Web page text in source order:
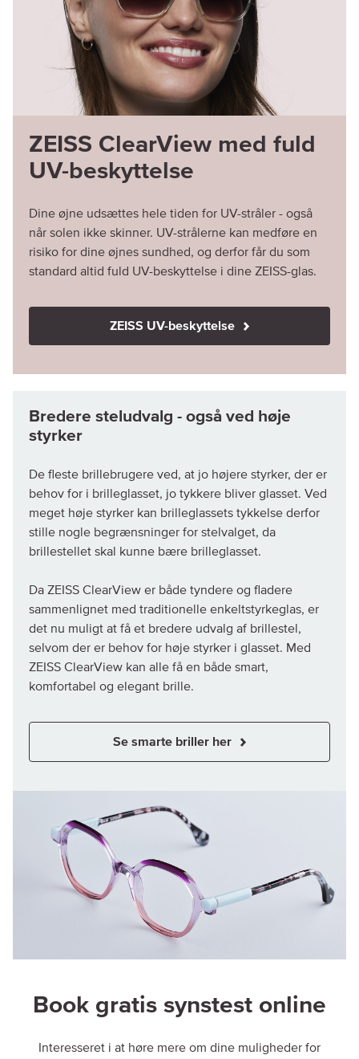
ZEISS ClearView med fuld
UV-beskyttelse
Dine øjne udsættes hele tiden for UV-stråler - også
når solen ikke skinner. UV-strålerne kan medføre en
risiko for dine øjnes sundhed, og derfor får du som
standard altid fuld UV-beskyttelse i dine ZEISS-glas.
ZEISS UV-beskyttelse
Bredere steludvalg - også ved høje
styrker
De fleste brillebrugere ved, at jo højere styrker, der er
behov for i brilleglasset, jo tykkere bliver glasset. Ved
meget høje styrker kan brilleglassets tykkelse derfor
stille nogle begrænsninger for stelvalget, da
brillestellet skal kunne bære brilleglasset.
Da ZEISS ClearView er både tyndere og fladere
sammenlignet med traditionelle enkeltstyrkeglas, er
det nu muligt at få et bredere udvalg af brillestel,
selvom der er behov for høje styrker i glasset. Med
ZEISS ClearView kan alle få en både smart,
komfortabel og elegant brille.
Se smarte briller her
Book gratis synstest online
Interesseret i at høre mere om dine muligheder for